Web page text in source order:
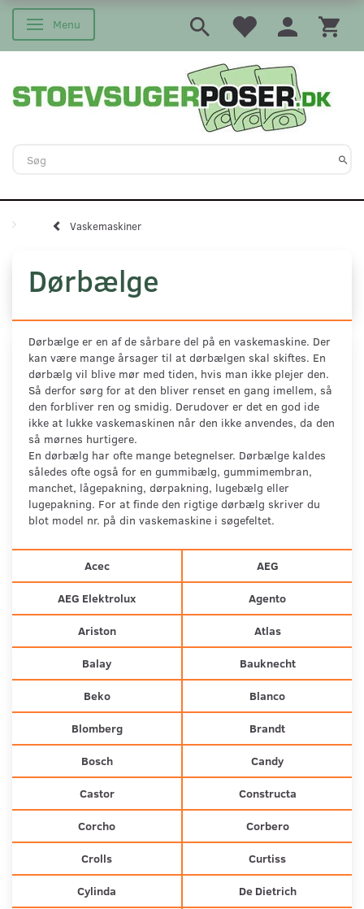
Skifte navigation
Menu
Vaskemaskiner
Dørbælge
Dørbælge er en af de sårbare del på en vaskemaskine. Der
kan være mange årsager til at dørbælgen skal skiftes. En
dørbælg vil blive mør med tiden, hvis man ikke plejer den.
Så derfor sørg for at den bliver renset en gang imellem, så
den forbliver ren og smidig. Derudover er det en god ide
ikke at lukke vaskemaskinen når den ikke anvendes, da den
så mørnes hurtigere.
En dørbælg har ofte mange betegnelser. Dørbælge kaldes
således ofte også for en gummibælg, gummimembran,
manchet, lågepakning, dørpakning, lugebælg eller
lugepakning. For at finde den rigtige dørbælg skriver du
blot model nr. på din vaskemaskine i søgefeltet.
Acec AEG
AEG Elektrolux Agento
Ariston Atlas
Balay Bauknecht
Beko Blanco
Blomberg Brandt
Bosch Candy
Castor Constructa
Corcho Corbero
Crolls Curtiss
Cylinda De Dietrich